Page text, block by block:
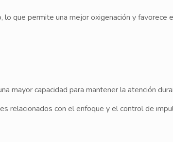
que permite una mejor oxigenación y
mayor capacidad para mantener la atención
relacionados con el enfoque y el control de